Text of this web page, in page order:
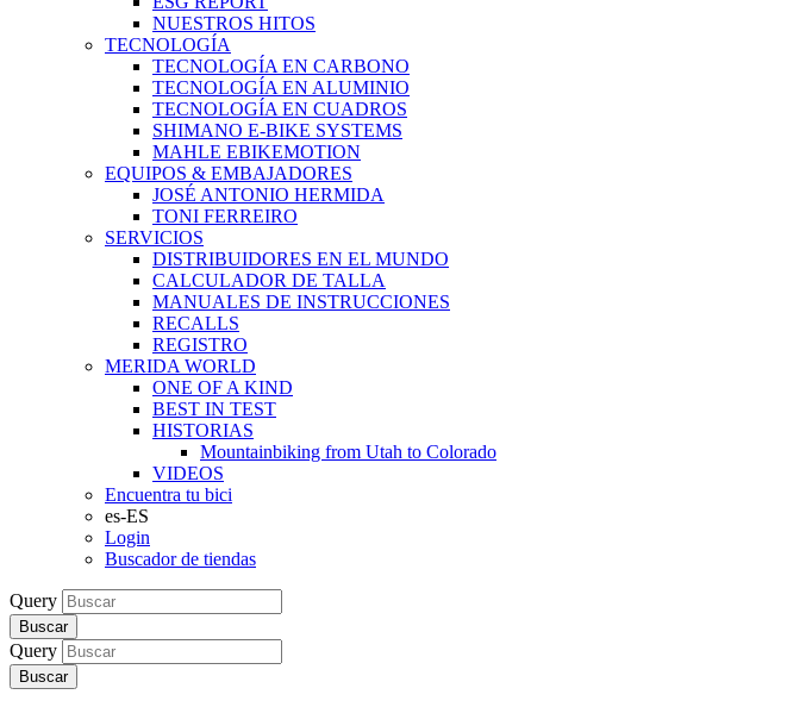
NUESTROS HITOS
TECNOLOGÍA
TECNOLOGÍA EN CARBONO
TECNOLOGÍA EN ALUMINIO
TECNOLOGÍA EN CUADROS
SHIMANO E-BIKE SYSTEMS
MAHLE EBIKEMOTION
EQUIPOS & EMBAJADORES
JOSÉ ANTONIO HERMIDA
TONI FERREIRO
SERVICIOS
DISTRIBUIDORES EN EL MUNDO
CALCULADOR DE TALLA
MANUALES DE INSTRUCCIONES
RECALLS
REGISTRO
MERIDA WORLD
ONE OF A KIND
BEST IN TEST
HISTORIAS
Mountainbiking from Utah to Colorado
VIDEOS
Encuentra tu bici
es-ES
Login
Buscador de tiendas
Query
Buscar
Query
Buscar